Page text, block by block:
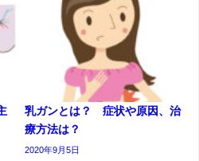
乳ガンとは？ 症状や原因、治
療方法は？
2020年9月5日